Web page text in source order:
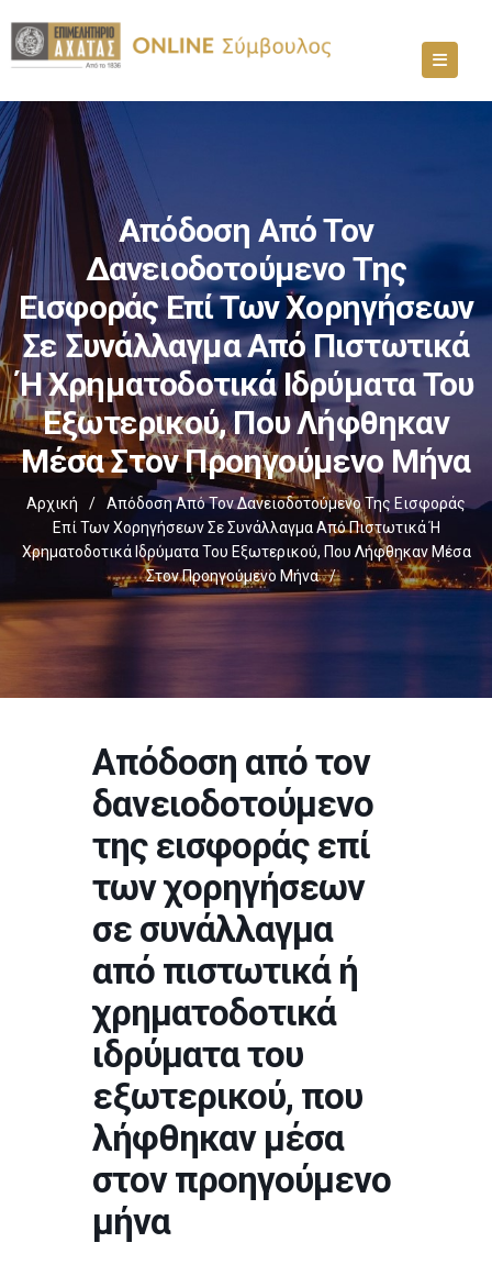
Απόδοση Από Τον
Δανειοδοτούμενο Της
Εισφοράς Επί Των Χορηγήσεων
Σε Συνάλλαγμα Από Πιστωτικά
Ή Χρηματοδοτικά Ιδρύματα Του
Εξωτερικού, Που Λήφθηκαν
Μέσα Στον Προηγούμενο Μήνα
Αρχική /
Απόδοση Από Τον Δανειοδοτούμενο Της Εισφοράς
Επί Των Χορηγήσεων Σε Συνάλλαγμα Από Πιστωτικά Ή
Χρηματοδοτικά Ιδρύματα Του Εξωτερικού, Που Λήφθηκαν Μέσα
Στον Προηγούμενο Μήνα
/
Απόδοση από τον
δανειοδοτούμενο
της εισφοράς επί
των χορηγήσεων
σε συνάλλαγμα
από πιστωτικά ή
χρηματοδοτικά
ιδρύματα του
εξωτερικού, που
λήφθηκαν μέσα
στον προηγούμενο
μήνα